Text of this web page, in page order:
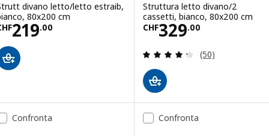
divano letto/letto estraib,
80x200 cm
219.00CHF 219.00
Struttura letto divano/2
cassetti, bianco, 80x200 cm
CHF329.00
Prezzo CHF
Recensione:
(50)
Confronta Confronta